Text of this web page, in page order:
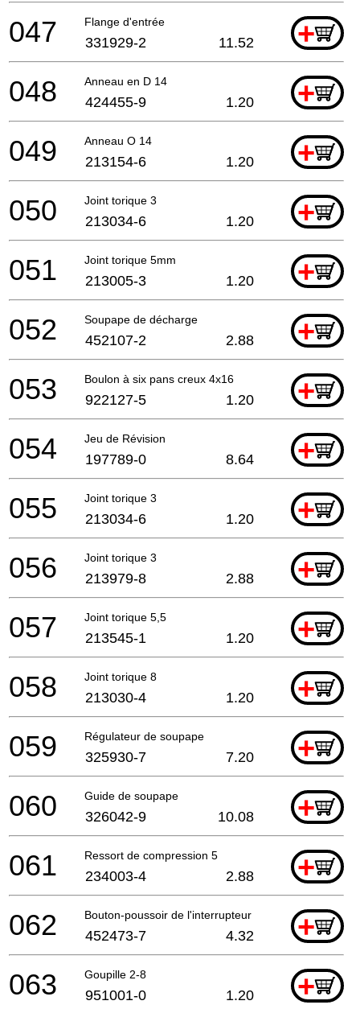
Flange d'entrée +
047 331929-2 11.52
Anneau en D 14 +
048 424455-9 1.20
Anneau O 14 +
049 213154-6 1.20
Joint torique 3 +
050 213034-6 1.20
Joint torique 5mm +
051 213005-3 1.20
Soupape de décharge +
052 452107-2 2.88
Boulon à six pans creux 4x16 +
053 922127-5 1.20
Jeu de Révision +
054 197789-0 8.64
Joint torique 3 +
055 213034-6 1.20
Joint torique 3 +
056 213979-8 2.88
Joint torique 5,5 +
057 213545-1 1.20
Joint torique 8 +
058 213030-4 1.20
Régulateur de soupape +
059 325930-7 7.20
Guide de soupape +
060 326042-9 10.08
Ressort de compression 5 +
061 234003-4 2.88
Bouton-poussoir de l'interrupteur +
062 452473-7 4.32
Goupille 2-8 +
063 951001-0 1.20